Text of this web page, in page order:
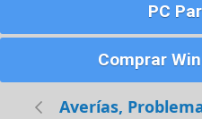
PC
Comprar
Averías,